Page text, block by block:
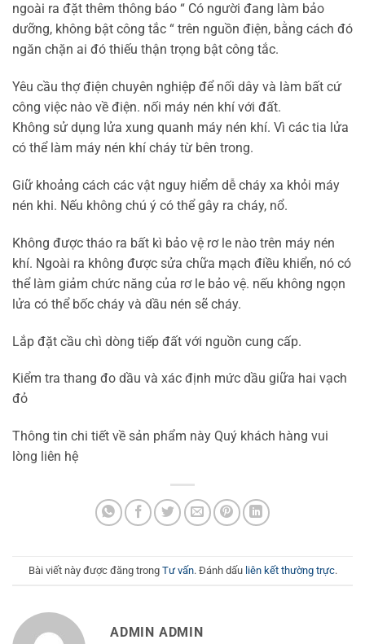
ngoài ra đặt thêm thông báo “ Có người đang làm bảo
dưỡng, không bật công tắc “ trên nguồn điện, bằng cách đó
ngăn chặn ai đó thiếu thận trọng bật công tắc.
Yêu cầu thợ điện chuyên nghiệp để nối dây và làm bất cứ
công việc nào về điện. nối máy nén khí với đất.
Không sử dụng lửa xung quanh máy nén khí. Vì các tia lửa
có thể làm máy nén khí cháy từ bên trong.
Giữ khoảng cách các vật nguy hiểm dễ cháy xa khỏi máy
nén khi. Nếu không chú ý có thể gây ra cháy, nổ.
Không được tháo ra bất kì bảo vệ rơ le nào trên máy nén
khí. Ngoài ra không được sửa chữa mạch điều khiển, nó có
thể làm giảm chức năng của rơ le bảo vệ. nếu không ngọn
lửa có thể bốc cháy và dầu nén sẽ cháy.
Lắp đặt cầu chì dòng tiếp đất với nguồn cung cấp.
Kiểm tra thang đo dầu và xác định mức dầu giữa hai vạch
đỏ
Thông tin chi tiết về sản phẩm này Quý khách hàng vui
lòng liên hệ
Bài viết này được đăng trong Tư vấn. Đánh dấu liên kết thường trực.
ADMIN ADMIN